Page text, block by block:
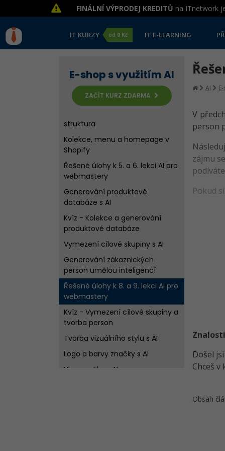
FINÁLNÍ VÝPRODEJ KREDITŮ na ITnetwork
IT KURZY od 0 Kč IT E-LEARNING
E-shop s využitím AI
ZAČÍT KURZ ZDARMA
rešerše s AI
Projektové řízení a plánování
Výběr platformy a registrace
Tvorba základní struktury e-
shopu v Shopify
struktura
Kolekce, menu a homepage v
Shopify
Řešené úlohy k 5. a 6. lekci AI pro
webmastery
Generování produktové
databáze s AI
Kvíz - Kolekce a generování
produktové databáze
Vymezení cílové skupiny s AI
Generování zákaznických
person umělou inteligencí
Řešené úlohy k 8. a 9. lekci AI pro
webmastery
Kvíz - Vymezení cílové skupiny a
tvorba person
Tvorba vizuálního stylu s AI
Logo a barvy značky s AI
Hlas značky s AI
AI
V
person
zájmu
Pokud
Došel
Chceš
Obsah